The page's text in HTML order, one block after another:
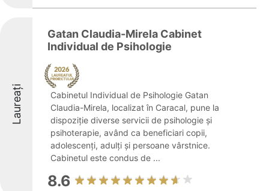
Laureați
Gatan Claudia-Mirela Cabinet
Individual de Psihologie
Cabinetul Individual de Psihologie Gatan
Claudia-Mirela, localizat în Caracal, pune la
dispoziție diverse servicii de psihologie și
psihoterapie, având ca beneficiari copii,
adolescenți, adulți și persoane vârstnice.
Cabinetul este condus de ...
8.6